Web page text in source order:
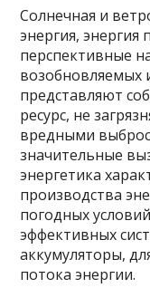
Солнечная и
энергия, энергия
перспективные
возобновляемых
представляют
ресурс, не
вредными
значительные
энергетика
производства
погодных
эффективных
аккумуляторы,
потока энергии.